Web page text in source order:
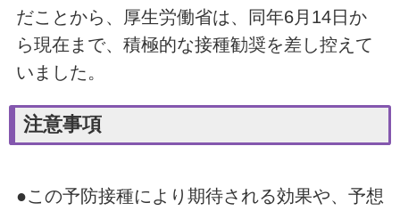
だことから、厚生労働省は、同年6月14日か
ら現在まで、積極的な接種勧奨を差し控えて
いました。
注意事項
●この予防接種により期待される効果や、予想